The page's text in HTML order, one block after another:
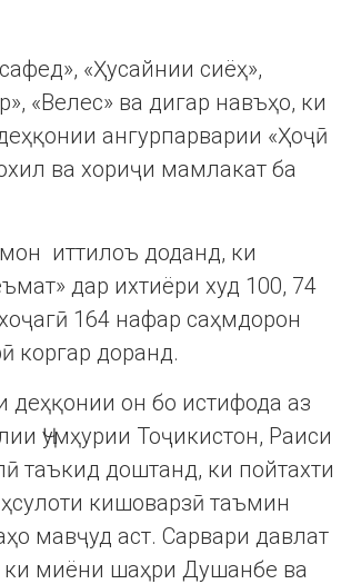
«Ҳусайнии сиёҳ»,
«Велес» ва дигар навъҳо, ки
ангурпарварии «Ҳоҷӣ
ва хориҷи мамлакат ба
иттилоъ доданд, ки
дар ихтиёри худ 100, 74
164 нафар саҳмдорон
коргар доранд.
деҳқонии он бо истифода аз
Ҷумҳурии Тоҷикистон, Раиси
таъкид доштанд, ки пойтахти
кишоварзӣ таъмин
мавҷуд аст. Сарвари давлат
миёни шаҳри Душанбе ва